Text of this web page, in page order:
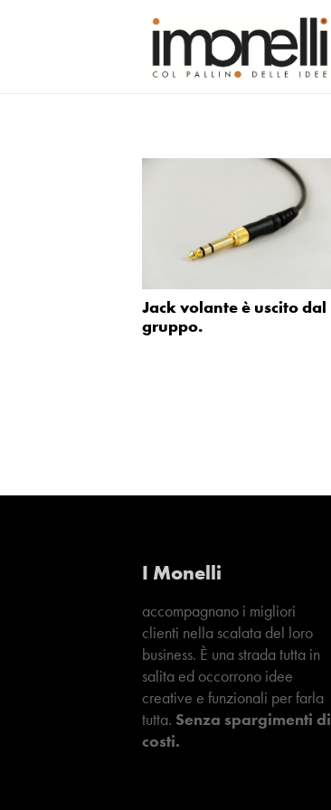
Jack volante è uscito dal
gruppo.
I Monelli
accompagnano i migliori
clienti nella scalata del loro
business. È una strada tutta in
salita ed occorrono idee
creative e funzionali per farla
tutta. Senza spargimenti di
costi.